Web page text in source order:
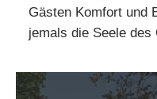
Gästen Komfort und
jemals die Seele